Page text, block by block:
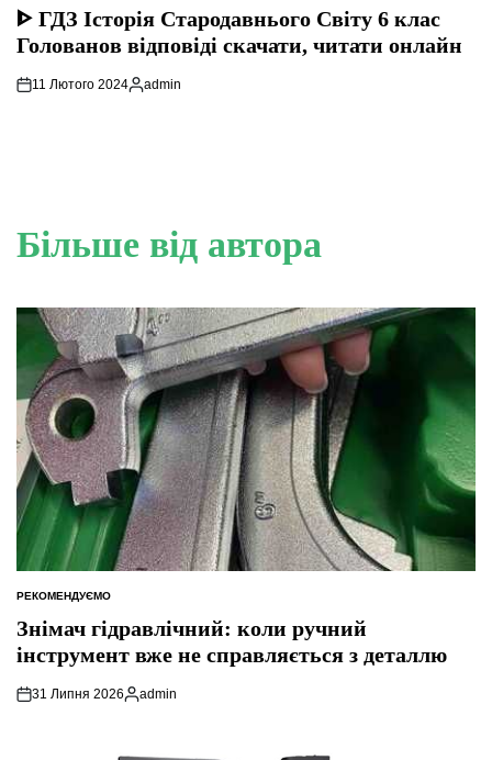
Уᐈ ГДЗ Історія Стародавнього Свiту 6 клас
Голованов відповіді скачати, читати онлайн
11 Лютого 2024
Опубліковано
admin
Більше від автора
ОПУБЛІКУВАТИ
РЕКОМЕНДУЄМО
Знімач гідравлічний: коли ручний
інструмент вже не справляється з деталлю
31 Липня 2026
Опубліковано
admin